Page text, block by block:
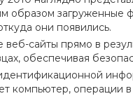
образом
они появились.
сайты прямо в
обеспечивая
компьютер, операции